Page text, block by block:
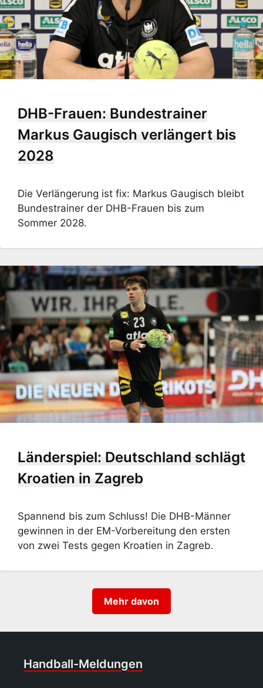
DHB-Frauen: Bundestrainer
Markus Gaugisch verlängert bis
2028
Die Verlängerung ist fix: Markus Gaugisch bleibt
Bundestrainer der DHB-Frauen bis zum
Sommer 2028.
Länderspiel: Deutschland schlägt
Kroatien in Zagreb
Spannend bis zum Schluss! Die DHB-Männer
gewinnen in der EM-Vorbereitung den ersten
von zwei Tests gegen Kroatien in Zagreb.
Mehr davon
Handball-Meldungen